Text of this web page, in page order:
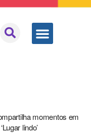
momentos em
lindo’